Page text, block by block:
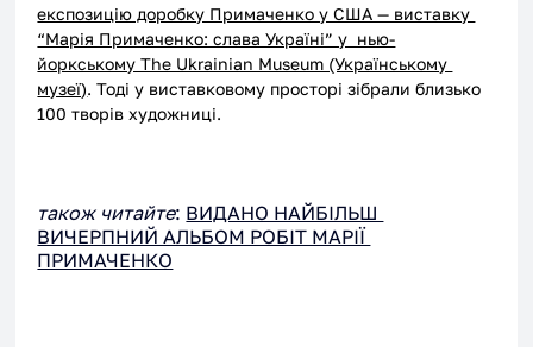
експозицію доробку Примаченко у США — виставку
“Марія Примаченко: слава Україні” у  нью-
йоркському The Ukrainian Museum (Українському
музеї). Тоді у виставковому просторі зібрали близько
100 творів художниці.
також читайте: ВИДАНО НАЙБІЛЬШ
ВИЧЕРПНИЙ АЛЬБОМ РОБІТ МАРІЇ
ПРИМАЧЕНКО